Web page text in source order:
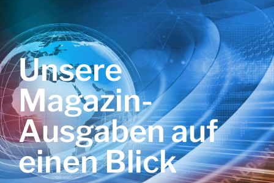
Unsere
Magazin-
Ausgaben auf
einen Blick